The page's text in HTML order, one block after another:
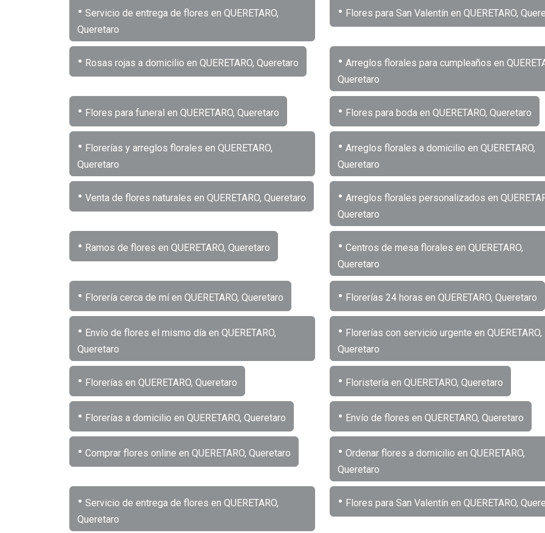
• Servicio de entrega de flores en QUERETARO,
Queretaro
• Flores para San Valentín en QUERETARO,
• Rosas rojas a domicilio en QUERETARO, Queretaro • Arreglos florales para cumpleaños en
Queretaro
• Flores para funeral en QUERETARO, Queretaro • Flores para boda en QUERETARO, Queretaro
• Florerías y arreglos florales en QUERETARO,
Queretaro
• Arreglos florales a domicilio en QUERETARO,
Queretaro
• Venta de flores naturales en QUERETARO, Queretaro • Arreglos florales personalizados en
Queretaro
• Ramos de flores en QUERETARO, Queretaro • Centros de mesa florales en QUERETARO,
Queretaro
• Florería cerca de mí en QUERETARO, Queretaro • Florerías 24 horas en QUERETARO, Queretaro
• Envío de flores el mismo día en QUERETARO,
Queretaro
• Florerías con servicio urgente en QUERETARO,
Queretaro
• Florerías en QUERETARO, Queretaro • Floristería en QUERETARO, Queretaro
• Florerías a domicilio en QUERETARO, Queretaro • Envío de flores en QUERETARO, Queretaro
• Comprar flores online en QUERETARO, Queretaro • Ordenar flores a domicilio en QUERETARO,
Queretaro
• Servicio de entrega de flores en QUERETARO,
Queretaro
• Flores para San Valentín en QUERETARO,